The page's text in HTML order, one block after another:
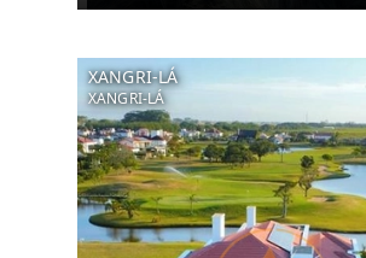
XANGRI-LÁ
XANGRI-LÁ